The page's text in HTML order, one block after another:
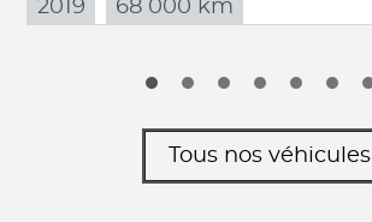
2019 68 000 km
Tous nos véhicules